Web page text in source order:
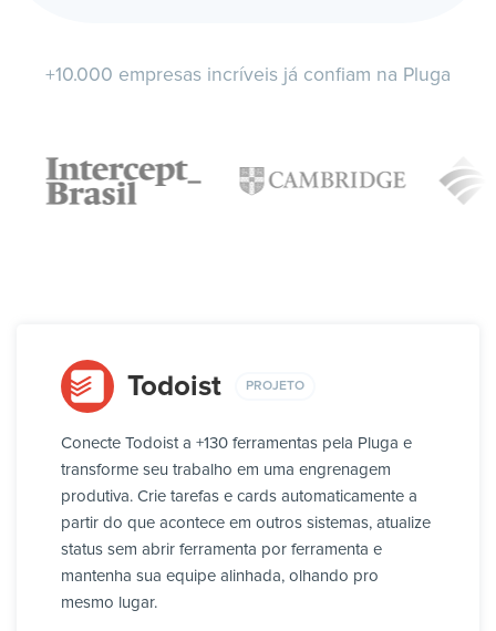
+10.000 empresas incríveis já confiam na Pluga
Todoist PROJETO
Conecte Todoist a +130 ferramentas pela Pluga e
transforme seu trabalho em uma engrenagem
produtiva. Crie tarefas e cards automaticamente a
partir do que acontece em outros sistemas, atualize
status sem abrir ferramenta por ferramenta e
mantenha sua equipe alinhada, olhando pro
mesmo lugar.